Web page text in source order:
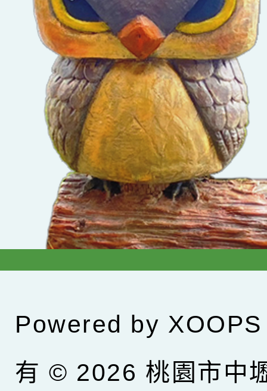
Powered by XOOPS
有 © 2026 桃園市中